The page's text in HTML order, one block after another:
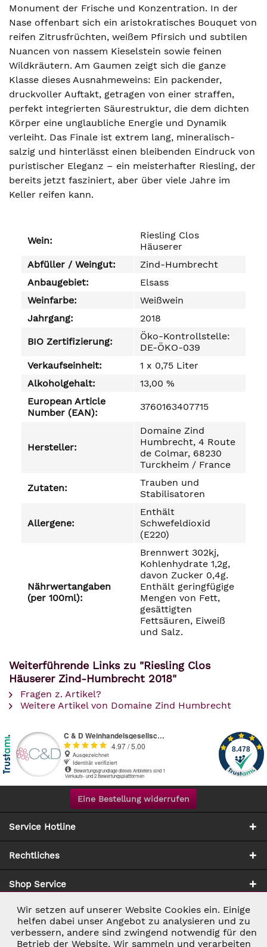
Monument der Frische und Konzentration. In der
Nase offenbart sich ein aristokratisches Bouquet von
reifen Zitrusfrüchten, weißem Pfirsich und subtilen
Nuancen von nassem Kieselstein sowie feinen
Wildkräutern. Am Gaumen zeigt sich die ganze
Klasse dieses Ausnahmeweins: Ein packender,
druckvoller Auftakt, getragen von einer straffen,
perfekt integrierten Säurestruktur, die dem dichten
Körper eine unglaubliche Energie und Dynamik
verleiht. Das Finale ist extrem lang, mineralisch-
salzig und hinterlässt einen bleibenden Eindruck von
puristischer Eleganz – ein meisterhafter Riesling, der
bereits jetzt fasziniert, aber über viele Jahre im
Keller reifen kann.
Wein:
Riesling Clos
Häuserer
Abfüller / Weingut:
Zind-Humbrecht
Anbaugebiet:
Elsass
Weinfarbe:
Weißwein
Jahrgang:
2018
BIO Zertifizierung:
Öko-Kontrollstelle:
DE-ÖKO-039
Verkaufseinheit:
1 x 0,75 Liter
Alkoholgehalt:
13,00 %
European Article
Number (EAN):
3760163407715
Hersteller:
Domaine Zind
Humbrecht, 4 Route
de Colmar, 68230
Turckheim / France
Zutaten:
Trauben und
Stabilisatoren
Allergene:
Enthält
Schwefeldioxid
(E220)
Nährwertangaben
(per 100ml):
Brennwert 302kj,
Kohlenhydrate 1,2g,
davon Zucker 0,4g.
Enthält geringfügige
Mengen von Fett,
gesättigten
Fettsäuren, Eiweiß
und Salz.
Weiterführende Links zu "Riesling Clos
Häuserer Zind-Humbrecht 2018"
Fragen z. Artikel?
Weitere Artikel von Domaine Zind Humbrecht
Eine Bestellung widerrufen
Service Hotline
Rechtliches
Shop Service
Zahlung & Versand
Notwendig Aktiv
Wir setzen auf unserer Website Cookies ein. Einige
helfen dabei unser Angebot zu analysieren und zu
verbessern, andere sind zwingend notwendig für den
Betrieb der Website. Wir sammeln und verarbeiten